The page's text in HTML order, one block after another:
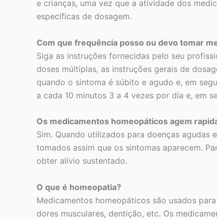
e crianças, uma vez que a atividade dos
específicas de dosagem.
Com que frequência posso ou devo tomar
Siga as instruções fornecidas pelo seu
doses múltiplas, as instruções gerais de
quando o sintoma é súbito e agudo e, em
a cada 10 minutos 3 a 4 vezes por dia e, em
Os medicamentos homeopáticos agem
Sim. Quando utilizados para doenças
tomados assim que os sintomas aparecem.
obter alívio sustentado.
O que é homeopatia?
Medicamentos homeopáticos são usados
dores musculares, dentição, etc. Os